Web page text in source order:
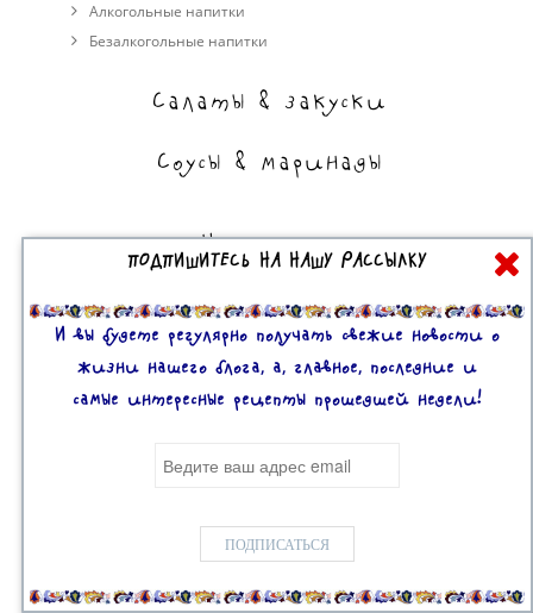
Алкогольные напитки
Безалкогольные напитки
Салаты & закуски
Соусы & маринады
На сладкое
Торты, пирожные, выпечка
Десерты
Mobile version:Enabled
ПОДПИШИТЕСЬ НА НАШУ РАССЫЛКУ
И вы будете регулярно получать свежие новости о
жизни нашего блога, а, главное, последние и
самые интересные рецепты прошедшей недели!